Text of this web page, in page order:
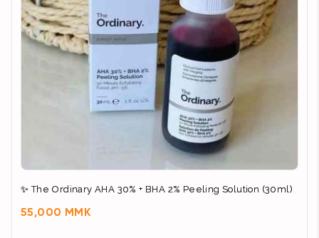
✨ The Ordinary AHA 30% + BHA 2% Peeling Solution (30ml)
55,000 MMK